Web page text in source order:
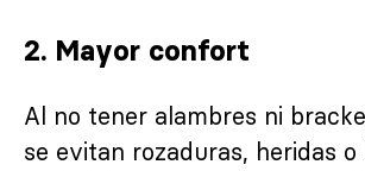
2. Mayor confort
Al no tener alambres ni
se evitan rozaduras, heridas o